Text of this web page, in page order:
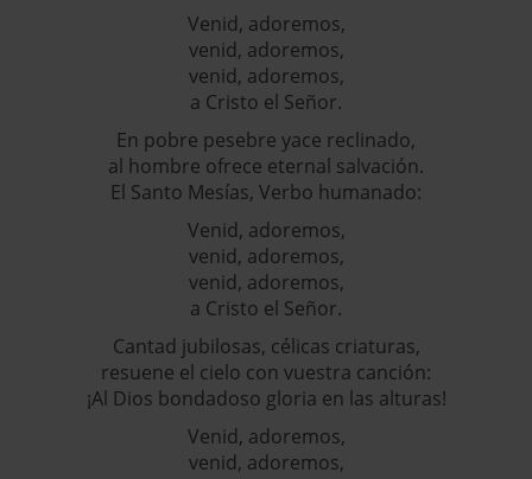
Venid, adoremos,
venid, adoremos,
venid, adoremos,
a Cristo el Señor.
En pobre pesebre yace reclinado,
al hombre ofrece eternal salvación.
El Santo Mesías, Verbo humanado:
Venid, adoremos,
venid, adoremos,
venid, adoremos,
a Cristo el Señor.
Cantad jubilosas, célicas criaturas,
resuene el cielo con vuestra canción:
¡Al Dios bondadoso gloria en las alturas!
Venid, adoremos,
venid, adoremos,